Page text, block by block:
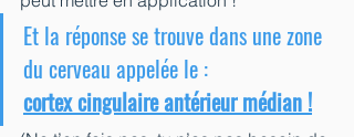
Et la réponse se trouve dans une zone
du cerveau appelée le :
cortex cingulaire antérieur médian !